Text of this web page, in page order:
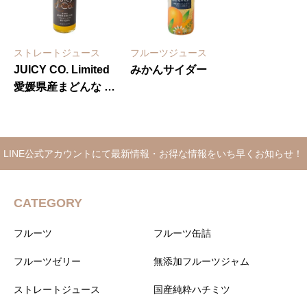
ストレートジュース
JUICY CO. Limited
愛媛県産まどんな ス
フルーツジュース
みかんサイダー
LINE公式アカウントにて最新情報・お得な情報をいち早くお知らせ！
CATEGORY
フルーツ フルーツ缶詰
フルーツゼリー 無添加フルーツジャム
ストレートジュース 国産純粋ハチミツ